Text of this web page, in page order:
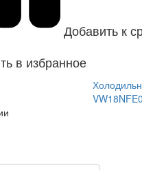
Добавить к
в избранное